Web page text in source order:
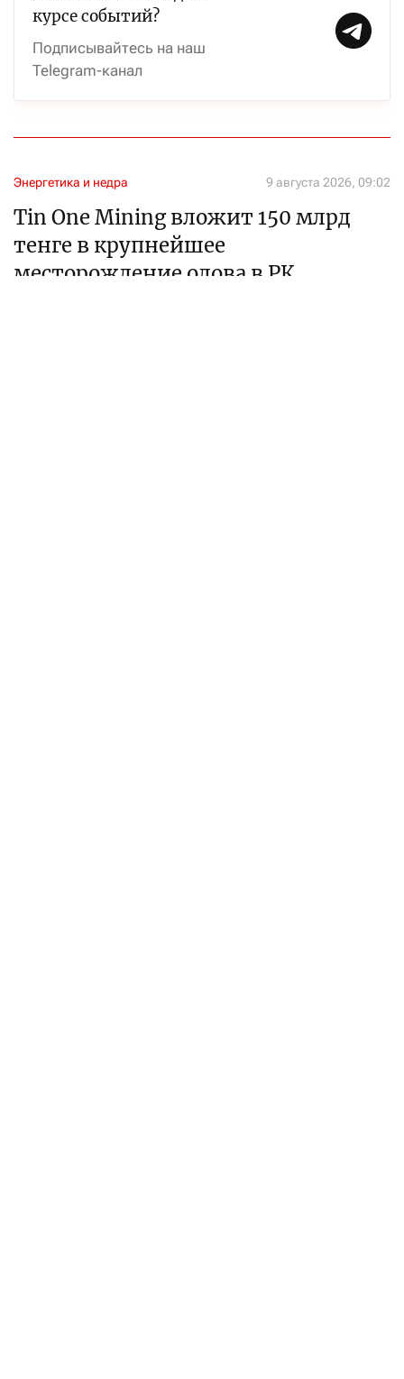
курсе событий?
Подписывайтесь на наш
Telegram-канал
Энергетика и недра 9 августа 2026, 09:02
Tin One Mining вложит 150 млрд
тенге в крупнейшее
месторождение олова в РК